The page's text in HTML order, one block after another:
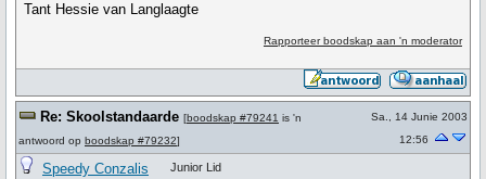
Tant Hessie van Langlaagte
Rapporteer boodskap aan 'n moderator
Re: Skoolstandaarde [boodskap #79241 is 'n
antwoord op boodskap #79232]
Sa., 14 Junie 2003
12:56
Speedy Conzalis Junior Lid